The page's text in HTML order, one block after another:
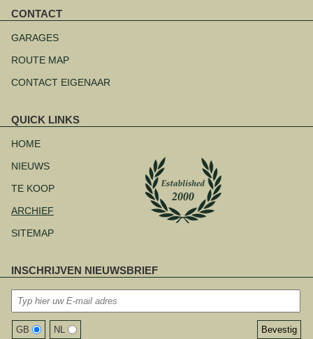
CONTACT
overslaan
GARAGES
ROUTE MAP
CONTACT EIGENAAR
QUICK LINKS
overslaan
HOME
NIEUWS
TE KOOP
ARCHIEF
SITEMAP
INSCHRIJVEN NIEUWSBRIEF
GB NL